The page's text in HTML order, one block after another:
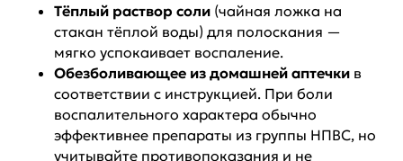
Тёплый раствор соли (чайная ложка на
стакан тёплой воды) для полоскания —
мягко успокаивает воспаление.
Обезболивающее из домашней аптечки в
соответствии с инструкцией. При боли
воспалительного характера обычно
эффективнее препараты из группы НПВС, но
учитывайте противопоказания и не